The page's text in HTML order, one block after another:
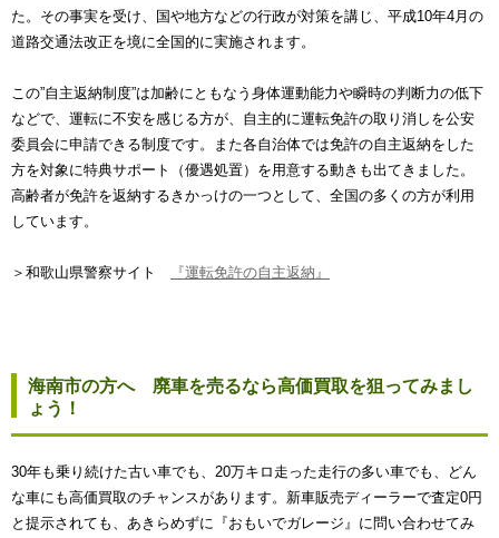
た。その事実を受け、国や地方などの行政が対策を講じ、平成10年4月の
道路交通法改正を境に全国的に実施されます。
この”自主返納制度”は加齢にともなう身体運動能力や瞬時の判断力の低下
などで、運転に不安を感じる方が、自主的に運転免許の取り消しを公安
委員会に申請できる制度です。また各自治体では免許の自主返納をした
方を対象に特典サポート（優遇処置）を用意する動きも出てきました。
高齢者が免許を返納するきかっけの一つとして、全国の多くの方が利用
しています。
＞和歌山県警察サイト 『運転免許の自主返納』
海南市の方へ 廃車を売るなら高価買取を狙ってみまし
ょう！
30年も乗り続けた古い車でも、20万キロ走った走行の多い車でも、どん
な車にも高価買取のチャンスがあります。新車販売ディーラーで査定0円
と提示されても、あきらめずに『おもいでガレージ』に問い合わせてみ